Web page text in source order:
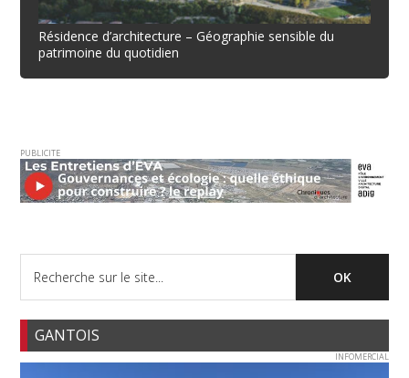
Résidence d’architecture – Géographie sensible du
patrimoine du quotidien
PUBLICITE
GANTOIS
INFOMERCIAL